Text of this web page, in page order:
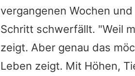
vergangenen Wochen
Schritt schwerfällt. "Weil
zeigt. Aber genau das
Leben zeigt. Mit Höhen,